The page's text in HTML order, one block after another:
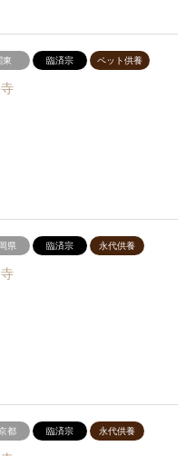
東 臨済宗 ペット供養
県 臨済宗 永代供養
都 臨済宗 永代供養